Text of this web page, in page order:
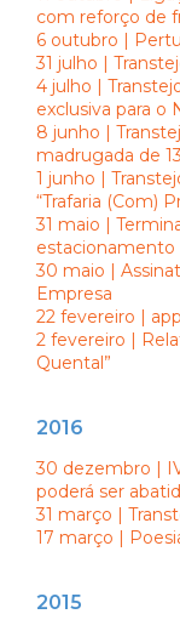
com reforço de
6 outubro |
31 julho |
4 julho |
exclusiva para o
8 junho |
madrugada de
1 junho |
“Trafaria (Com)
31 maio |
estacionamento
30 maio |
Empresa
22 fevereiro |
2 fevereiro |
Quental”
2016
30 dezembro |
poderá ser
31 março |
17 março |
2015